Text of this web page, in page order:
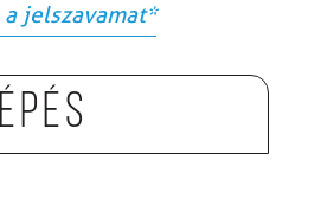
jelszavamat*